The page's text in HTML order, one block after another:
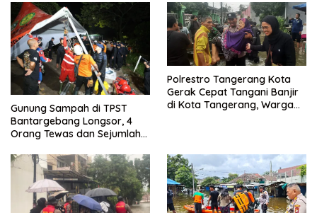
Gunung Sampah di TPST
Bantargebang Longsor, 4
Orang Tewas dan Sejumlah
Polrestro Tangerang Kota
Gerak Cepat Tangani Banjir
di Kota Tangerang, Warga